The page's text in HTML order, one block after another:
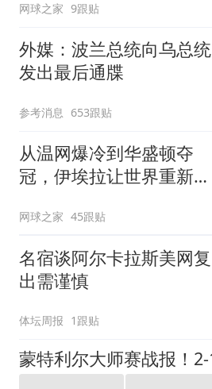
网球之家 9跟贴
外媒：波兰总统向乌总统
发出最后通牒
参考消息 653跟贴
从温网爆冷到华盛顿夺
冠，伊埃拉让世界重新认
网球之家 45跟贴
名宿谈阿尔卡拉斯美网复
出需谨慎
体坛周报 1跟贴